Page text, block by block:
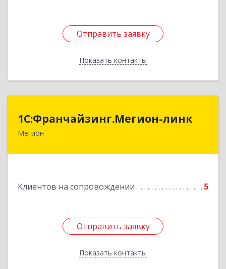
Отправить заявку
Показать контакты
Отправить заявку
Назад
1С:Франчайзинг.Мегион-линк
Мегион
Клиентов на сопровождении 5
Отправить заявку
Показать контакты
1С:Франчайзинг.Мегион-линк
Отправить заявку
Назад